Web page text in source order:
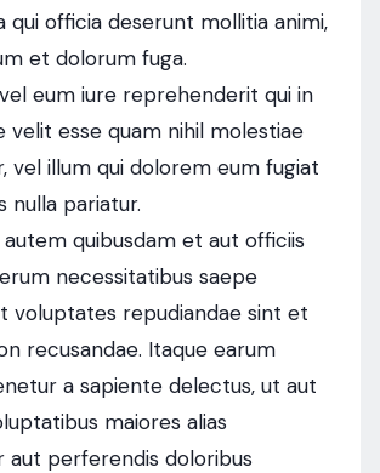
qui officia deserunt mollitia animi,
et dolorum fuga.
eum iure reprehenderit qui in
velit esse quam nihil molestiae
vel illum qui dolorem eum fugiat
nulla pariatur.
quibusdam et aut officiis
necessitatibus saepe
voluptates repudiandae sint et
recusandae. Itaque earum
a sapiente delectus, ut aut
maiores alias
aut perferendis doloribus